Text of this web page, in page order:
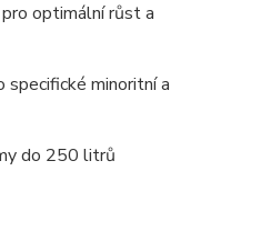
optimální růst a
specifické minoritní a
do 250 litrů